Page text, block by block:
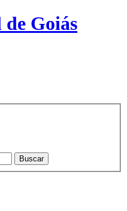
Goiás
Buscar